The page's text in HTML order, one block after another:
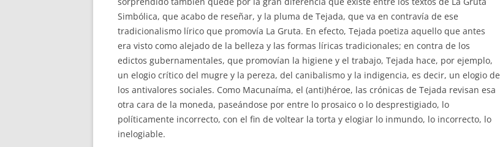
Simbólica, que acabo de reseñar, y la pluma de Tejada, que va en contravía de ese
tradicionalismo lírico que promovía La Gruta. En efecto, Tejada poetiza aquello que antes
era visto como alejado de la belleza y las formas líricas tradicionales; en contra de los
edictos gubernamentales, que promovían la higiene y el trabajo, Tejada hace, por ejemplo,
un elogio crítico del mugre y la pereza, del canibalismo y la indigencia, es decir, un elogio de
los antivalores sociales. Como Macunaíma, el (anti)héroe, las crónicas de Tejada revisan esa
otra cara de la moneda, paseándose por entre lo prosaico o lo desprestigiado, lo
políticamente incorrecto, con el fin de voltear la torta y elogiar lo inmundo, lo incorrecto, lo
inelogiable.